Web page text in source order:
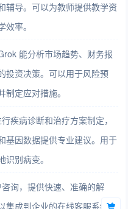
辅导。可以为教师提供教学资
率。
能分析市场趋势、财务报
投资决策。可以用于风险预
定应对措施。
疾病诊断和治疗方案制定，
基因数据提供专业建议。用于
别病变。
询，提供快速、准确的解
集成到企业的在线客服系统